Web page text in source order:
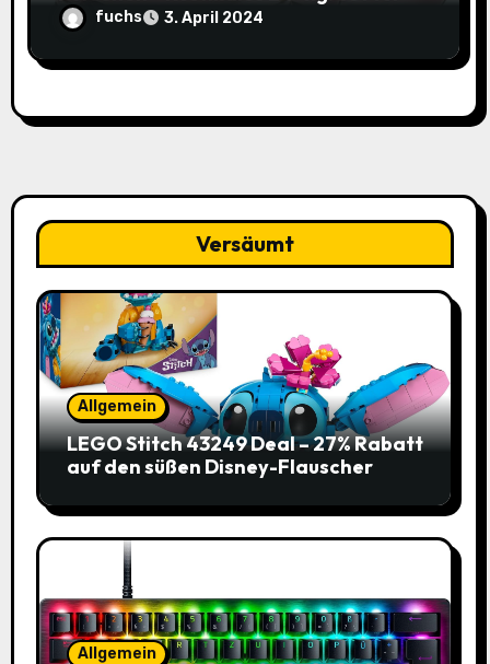
nur 49,95€ statt 119,95€
fuchs 3. April 2024
Versäumt
Allgemein
LEGO Stitch 43249 Deal – 27% Rabatt
auf den süßen Disney-Flauscher
Allgemein